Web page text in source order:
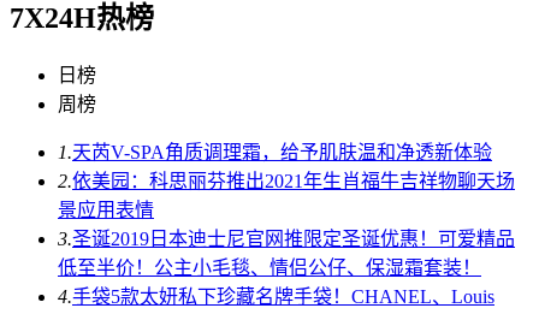
7X24H热榜
日榜
周榜
1.天芮V-SPA角质调理霜，给予肌肤温和净透新体验
2.依美园：科思丽芬推出2021年生肖福牛吉祥物聊天场
景应用表情
3.圣诞2019日本迪士尼官网推限定圣诞优惠！可爱精品
低至半价！公主小毛毯、情侣公仔、保湿霜套装！
4.手袋5款太妍私下珍藏名牌手袋！CHANEL、Louis